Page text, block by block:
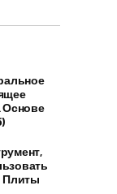
Основе
Плиты